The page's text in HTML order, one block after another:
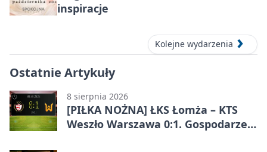
inspiracje
Kolejne wydarzenia
Ostatnie Artykuły
8 sierpnia 2026
[PIŁKA NOŻNA] ŁKS Łomża – KTS
Weszło Warszawa 0:1. Gospodarze